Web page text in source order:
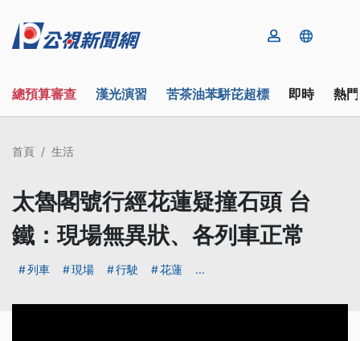
總預算審查 漢光演習 苦茶油苯駢芘超標 即時 熱
首頁 生活
太魯閣號行經花蓮疑撞石頭 台
鐵：現場無異狀、各列車正常
列車 現場 行駛 花蓮 ...